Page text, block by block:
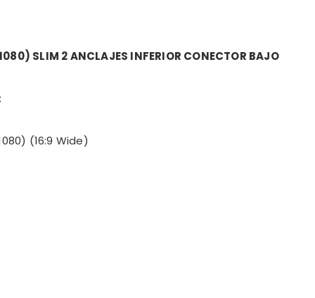
SLIM 2 ANCLAJES INFERIOR CONECTOR BAJO
(16:9 Wide)